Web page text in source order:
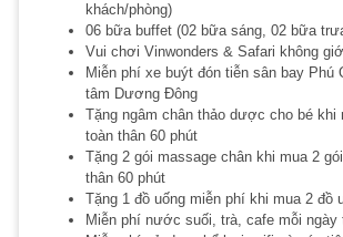
khách/phòng)
06 bữa buffet (02 bữa sáng, 02 bữa
Vui chơi Vinwonders & Safari không
Miễn phí xe buýt đón tiễn sân bay Phú
tâm Dương Đông
Tặng ngâm chân thảo dược cho bé khi
toàn thân 60 phút
Tặng 2 gói massage chân khi mua 2
thân 60 phút
Tặng 1 đồ uống miễn phí khi mua 2 đồ
Miễn phí nước suối, trà, cafe mỗi ngày